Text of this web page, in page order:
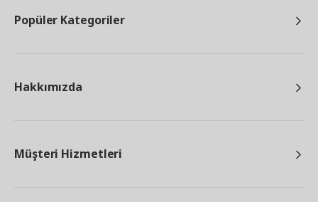
Popüler Kategoriler
Hakkımızda
Müşteri Hizmetleri